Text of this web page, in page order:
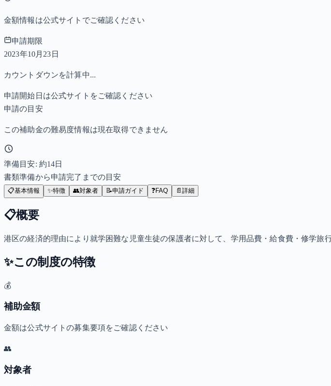
金額情報は公式サイトでご確認ください
申請期限
2023年10月23日
カウントダウンを計算中...
申請開始日は公式サイトをご確認ください
申請の目安
この補助金の難易度情報は現在取得できません
準備目安: 約14日
書類準備から申請完了までの目安
📋基本情報 ✨特徴 👥対象者 📝申請ガイド ❓FAQ 📄 詳細
📋概要
港区の経済的理由により就学困難な児童生徒の保護者に対して、学用品費・給食費・修学旅
✨この制度の特徴
💰
補助金額
金額は公式サイトの募集要項をご確認ください
👥
対象者